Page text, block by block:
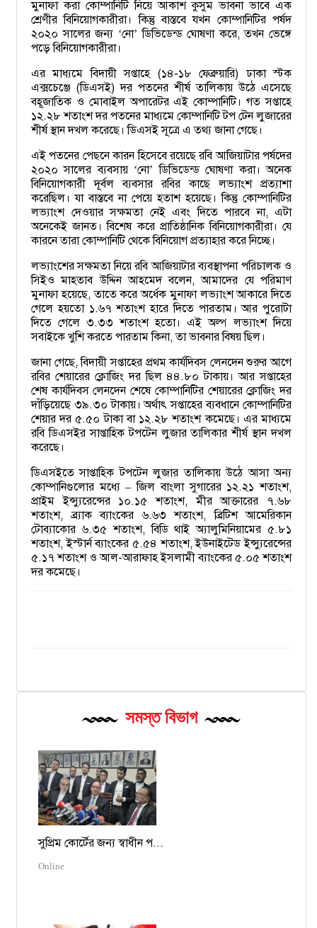
মুনাফা করা কোম্পানিটি নিয়ে আকাশ কুসুম ভাবনা ভাবে এক
শ্রেণীর বিনিয়োগকারীরা। কিন্তু বাস্তবে যখন কোম্পানিটির পর্ষদ
২০২০ সালের জন্য ‘নো’ ডিভিডেন্ড ঘোষণা করে, তখন ভেঙ্গে
পড়ে বিনিয়োগকারীরা।
এর মাধ্যমে বিদায়ী সপ্তাহে (১৪-১৮ ফেব্রুয়ারি) ঢাকা স্টক
এক্সচেঞ্জে (ডিএসই) দর পতনের শীর্ষ তালিকায় উঠে এসেছে
বহূজাতিক ও মোবাইল অপারেটর এই কোম্পানিটি। গত সপ্তাহে
১২.২৮ শতাংশ দর পতনের মাধ্যমে কোম্পানিটি টপ টেন লুজারের
শীর্ষ স্থান দখল করেছে। ডিএসই সূত্রে এ তথ্য জানা গেছে।
এই পতনের পেছনে কারন হিসেবে রয়েছে রবি আজিয়াটার পর্ষদের
২০২০ সালের ব্যবসায় ‘নো’ ডিভিডেন্ড ঘোষণা করা। অনেক
বিনিয়োগকারী দূর্বল ব্যবসার রবির কাছে লভ্যাংশ প্রত্যাশা
করেছিল। যা বাস্তবে না পেয়ে হতাশ হয়েছে। কিন্তু কোম্পানিটির
লভ্যাংশ দেওয়ার সক্ষমতা নেই এবং দিতে পারবে না, এটা
অনেকেই জানত। বিশেষ করে প্রাতিষ্ঠানিক বিনিয়োগকারীরা। যে
কারনে তারা কোম্পানিটি থেকে বিনিয়োগ প্রত্যাহার করে নিচ্ছে।
লভ্যাংশের সক্ষমতা নিয়ে রবি আজিয়াটার ব্যবস্থাপনা পরিচালক ও
সিইও মাহতাব উদ্দিন আহমেদ বলেন, আমাদের যে পরিমাণ
মুনাফা হয়েছে, তাতে করে অর্ধেক মুনাফা লভ্যাংশ আকারে দিতে
গেলে হয়তো ১.৬৭ শতাংশ হারে দিতে পারতাম। আর পুরোটা
দিতে গেলে ৩.৩৩ শতাংশ হতো। এই অল্প লভ্যাংশ দিয়ে
সবাইকে খুশি করতে পারতাম কিনা, তা ভাবনার বিষয় ছিল।
জানা গেছে, বিদায়ী সপ্তাহের প্রথম কার্যদিবস লেনদেন শুরুর আগে
রবির শেয়ারের ক্লোজিং দর ছিল ৪৪.৮০ টাকায়। আর সপ্তাহের
শেষ কার্যদিবস লেনদেন শেষে কোম্পানিটির শেয়ারের ক্লোজিং দর
দাঁড়িয়েছে ৩৯.৩০ টাকায়। অর্থাৎ সপ্তাহের ব্যবধানে কোম্পানিটির
শেয়ার দর ৫.৫০ টাকা বা ১২.২৮ শতাংশ কমেছে। এর মাধ্যমে
রবি ডিএসইর সাপ্তাহিক টপটেন লুজার তালিকার শীর্ষ স্থান দখল
করেছে।
ডিএসইতে সাপ্তাহিক টপটেন লুজার তালিকায় উঠে আসা অন্য
কোম্পানিগুলোর মধ্যে– জিল বাংলা সুগারের ১২.২১ শতাংশ,
প্রাইম ইন্স্যুরেন্সের ১০.১৫ শতাংশ, মীর আক্তারের ৭.৬৮
শতাংশ, ব্র্যাক ব্যাংকের ৬.৬৩ শতাংশ, ব্রিটিশ আমেরিকান
টোব্যাকোর ৬.৩৫ শতাংশ, বিডি থাই অ্যালুমিনিয়ামের ৫.৮১
শতাংশ, ইস্টার্ন ব্যাংকের ৫.৫৪ শতাংশ, ইউনাইটেড ইন্স্যুরেন্সের
৫.১৭ শতাংশ ও আল-আরাফাহ ইসলামী ব্যাংকের ৫.০৫ শতাংশ
দর কমেছে।
সমস্ত বিভাগ
সুপ্রিম কোর্টের জন্য স্বাধীন প...
Online